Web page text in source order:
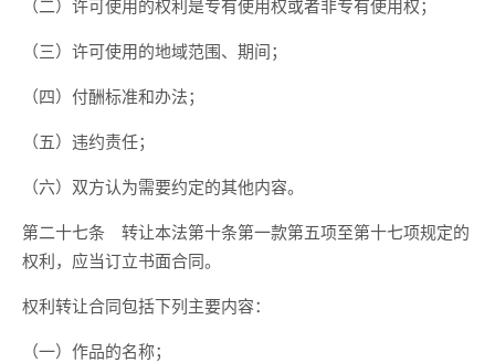
（二）许可使用的权利是专有使用权或者非专有使用权；
（三）许可使用的地域范围、期间；
（四）付酬标准和办法；
（五）违约责任；
（六）双方认为需要约定的其他内容。
第二十七条 转让本法第十条第一款第五项至第十七项规定的
权利，应当订立书面合同。
权利转让合同包括下列主要内容：
（一）作品的名称；